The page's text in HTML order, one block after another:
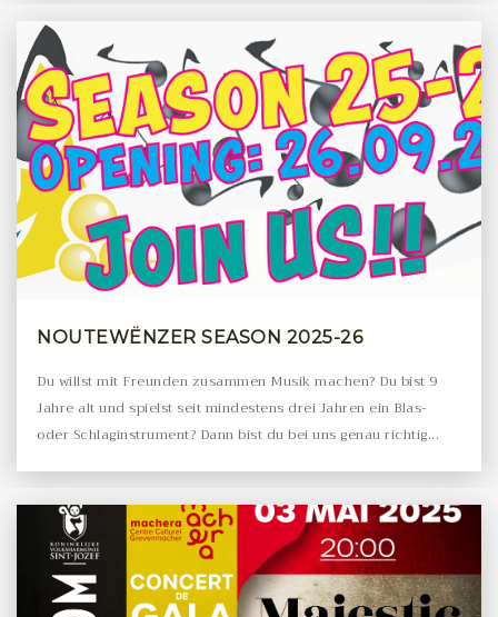
NOUTEWËNZER SEASON 2025-26
Du willst mit Freunden zusammen Musik machen? Du bist 9
Jahre alt und spielst seit mindestens drei Jahren ein Blas-
oder Schlaginstrument? Dann bist du bei uns genau richtig...